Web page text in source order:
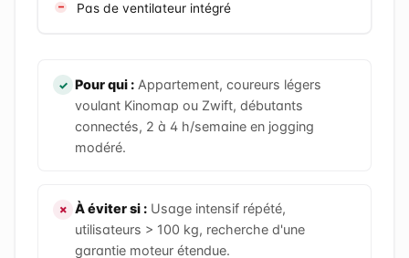
Pas de ventilateur intégré
Pour qui : Appartement, coureurs légers
voulant Kinomap ou Zwift, débutants
connectés, 2 à 4 h/semaine en jogging
modéré.
À éviter si : Usage intensif répété,
utilisateurs > 100 kg, recherche d'une
garantie moteur étendue.